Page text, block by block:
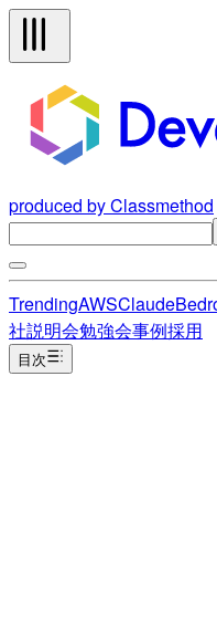
produced by Classmethod
TrendingAWSClaude
社説明会勉強会事例採用
目次